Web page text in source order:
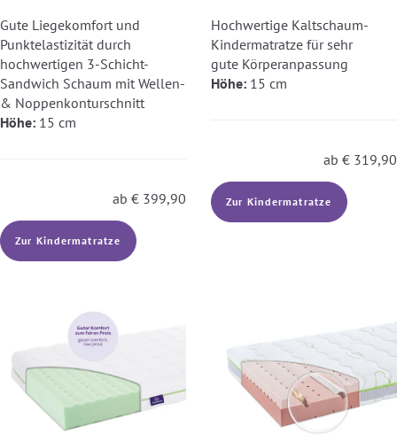
Gute Liegekomfort und
Punktelastizität durch
hochwertigen 3-Schicht-
Sandwich Schaum mit Wellen-
& Noppenkonturschnitt
Höhe: 15 cm
ab € 399,90
Zur Kindermatratze
Hochwertige Kaltschaum-
Kindermatratze für sehr
gute Körperanpassung
Höhe: 15 cm
ab € 319,90
Zur Kindermatratze